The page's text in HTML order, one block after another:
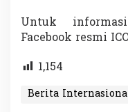
Untuk
Facebook resmi
1,154
Berita